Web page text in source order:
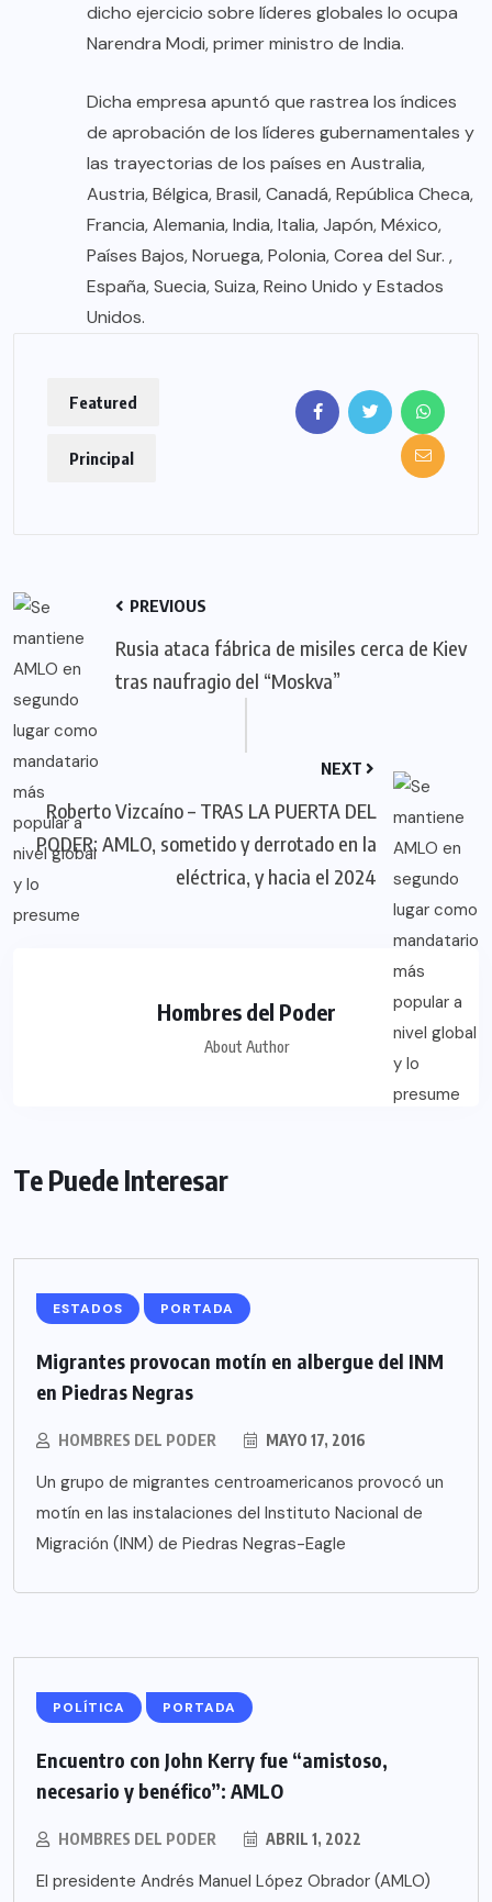
dicho ejercicio sobre líderes globales lo ocupa
Narendra Modi, primer ministro de India.
Dicha empresa apuntó que rastrea los índices
de aprobación de los líderes gubernamentales y
las trayectorias de los países en Australia,
Austria, Bélgica, Brasil, Canadá, República Checa,
Francia, Alemania, India, Italia, Japón, México,
Países Bajos, Noruega, Polonia, Corea del Sur. ,
España, Suecia, Suiza, Reino Unido y Estados
Unidos.
Featured
Principal
PREVIOUS
Rusia ataca fábrica de misiles cerca de Kiev
tras naufragio del “Moskva”
NEXT
Roberto Vizcaíno – TRAS LA PUERTA DEL
PODER: AMLO, sometido y derrotado en la
eléctrica, y hacia el 2024
Hombres del Poder
About Author
Te Puede Interesar
ESTADOS PORTADA
Migrantes provocan motín en albergue del INM
en Piedras Negras
HOMBRES DEL PODER MAYO 17, 2016
Un grupo de migrantes centroamericanos provocó un
motín en las instalaciones del Instituto Nacional de
Migración (INM) de Piedras Negras-Eagle
POLÍTICA PORTADA
Encuentro con John Kerry fue “amistoso,
necesario y benéfico”: AMLO
HOMBRES DEL PODER ABRIL 1, 2022
El presidente Andrés Manuel López Obrador (AMLO)